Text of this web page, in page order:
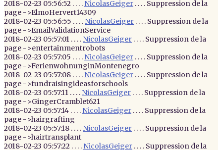
2018-02-23 05:56:52 . . . . NicolasGeiger . . . . Suppression de la
page ->ElmoHervert14309
2018-02-23 05:56:55 . . . . NicolasGeiger . . . . Suppression de la
page ->EmailValidationService
2018-02-23 05:57:01 . . . . NicolasGeiger . . . . Suppression de la
page ->entertainmentrobots
2018-02-23 05:57:05 . . . . NicolasGeiger . . . . Suppression de la
page ->FerienwohnunginMontenegro
2018-02-23 05:57:08 . . . . NicolasGeiger . . . . Suppression de la
page ->fundraisingideasforschools
2018-02-23 05:57:11 . . . . NicolasGeiger . . . . Suppression de la
page ->GingerCramblet621
2018-02-23 05:57:14 . . . . NicolasGeiger . . . . Suppression de la
page ->hairgrafting
2018-02-23 05:57:18 . . . . NicolasGeiger . . . . Suppression de la
page ->hairtransplant
2018-02-23 05:57:22 . . . . NicolasGeiger . . . . Suppression de la